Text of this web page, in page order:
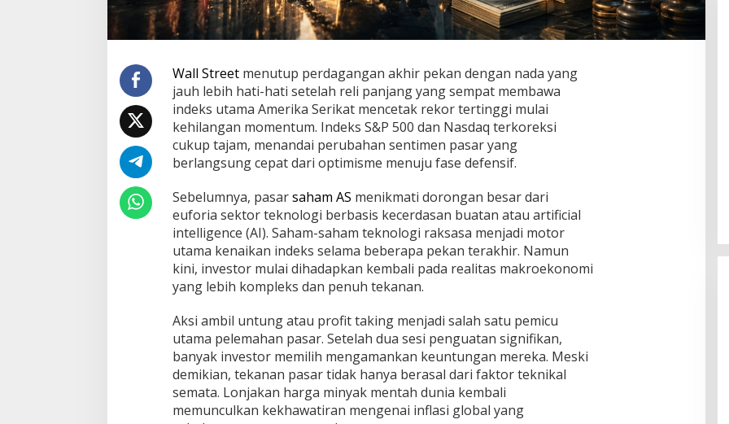
r
n
a
s
i
k
o
I
n
f
a
s
i
d
e
n
g
n
H
a
t
-
H
a
Wall Street menutup perdagangan akhir pekan dengan nada yang
jauh lebih hati-hati setelah reli panjang yang sempat membawa
indeks utama Amerika Serikat mencetak rekor tertinggi mulai
kehilangan momentum. Indeks S&P 500 dan Nasdaq terkoreksi
cukup tajam, menandai perubahan sentimen pasar yang
berlangsung cepat dari optimisme menuju fase defensif.
Sebelumnya, pasarsaham AS menikmati dorongan besar dari
euforia sektor teknologi berbasis kecerdasan buatan atau artificial
intelligence (AI). Saham-saham teknologi raksasa menjadi motor
utama kenaikan indeks selama beberapa pekan terakhir. Namun
kini, investor mulai dihadapkan kembali pada realitas makroekonomi
yang lebih kompleks dan penuh tekanan.
Aksi ambil untung atau profit taking menjadi salah satu pemicu
utama pelemahan pasar. Setelah dua sesi penguatan signifikan,
banyak investor memilih mengamankan keuntungan mereka. Meski
demikian, tekanan pasar tidak hanya berasal dari faktor teknikal
semata. Lonjakan harga minyak mentah dunia kembali
memunculkan kekhawatiran mengenai inflasi global yang
ES Terancam UU ITE, Forwatu
Banten Bereaksi Keras: Jangan
Pemerintahan, Politik